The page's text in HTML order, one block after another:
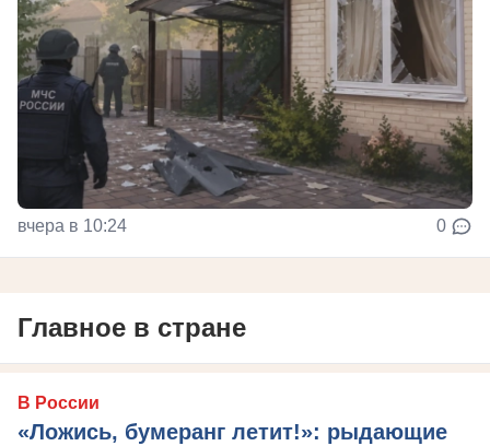
вчера в 10:24 0
Главное в стране
В России
«Ложись, бумеранг летит!»: рыдающие